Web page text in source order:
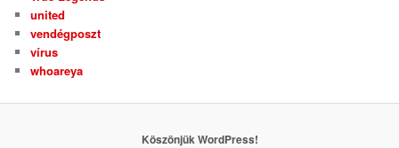
united
vendégposzt
vírus
whoareya
Köszönjük WordPress!